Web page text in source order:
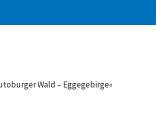
Wald – Eggegebirge«